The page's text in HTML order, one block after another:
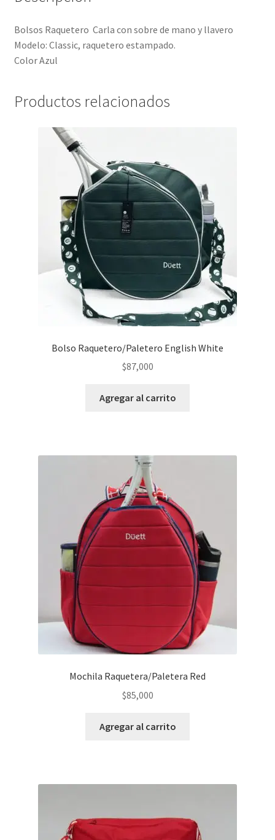
Bolsos Raquetero Carla con sobre de mano y llavero
Modelo: Classic, raquetero estampado.
Color Azul
Productos relacionados
Bolso Raquetero/Paletero English White
$87,000
Agregar al carrito
Mochila Raquetera/Paletera Red
$85,000
Agregar al carrito